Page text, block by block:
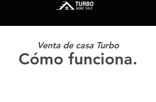
Venta de casa Turbo
Cómo funciona.